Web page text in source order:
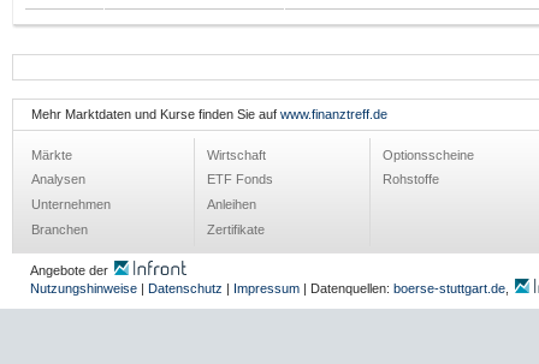
Mehr Marktdaten und Kurse finden Sie auf www.finanztreff.de
Märkte
Analysen
Unternehmen
Branchen
Wirtschaft
ETF Fonds
Anleihen
Zertifikate
Optionsscheine
Rohstoffe
Angebote der
Nutzungshinweise
Datenschutz Impressum | Datenquellen: boerse-stuttgart.de,